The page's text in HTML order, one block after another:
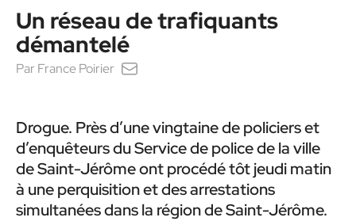
Un réseau de trafiquants
démantelé
Par France Poirier
Drogue. Près d’une vingtaine de policiers et
d’enquêteurs du Service de police de la ville
de Saint-Jérôme ont procédé tôt jeudi matin
à une perquisition et des arrestations
simultanées dans la région de Saint-Jérôme.